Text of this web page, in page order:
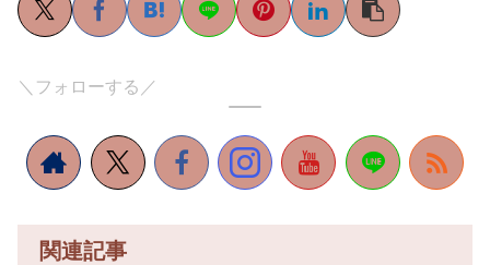
＼フォローする／
関連記事